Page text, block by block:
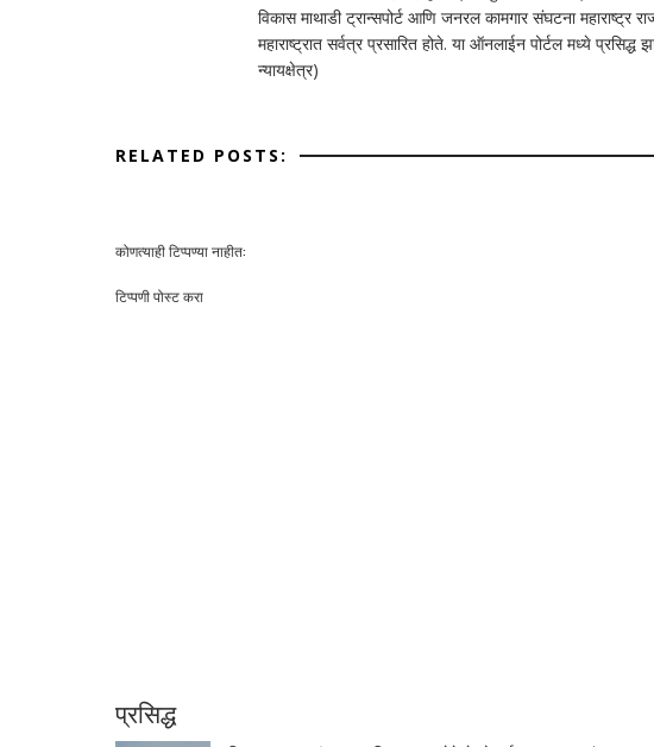
विकास माथाडी ट्रान्सपोर्ट आणि जनरल कामगार संघटना
महाराष्ट्रात सर्वत्र प्रसारित होते. या ऑनलाईन पोर्टल मध्ये
न्यायक्षेत्र)
RELATED POSTS:
कोणत्याही टिप्पण्‍या नाहीत:
टिप्पणी पोस्ट करा
प्रसिद्ध